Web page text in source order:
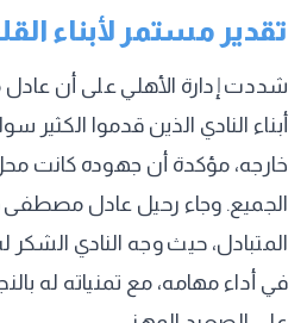
تقدير مستمر لأبناء
شددت إدارة الأهلي على أن
أبناء النادي الذين قدموا الكثير
خارجه، مؤكدة أن جهوده كانت
الجميع. وجاء رحيل عادل مصطفى
المتبادل، حيث وجه النادي الشكر
في أداء مهامه، مع تمنياته له